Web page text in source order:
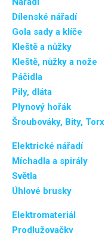
Dílenské nářadí
Gola sady a klíče
Kleště a nůžky
Kleště, nůžky a nože
Páčidla
Pily, dláta
Plynový hořák
Šroubováky, Bity, Torx
Elektrické nářadí
Míchadla a spirály
Světla
Úhlové brusky
Elektromateriál
Prodlužovačky